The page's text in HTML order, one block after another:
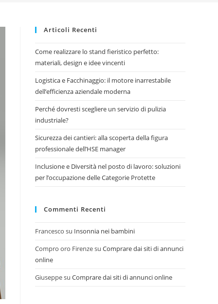
Articoli Recenti
Come realizzare lo stand fieristico perfetto:
materiali, design e idee vincenti
Logistica e Facchinaggio: il motore inarrestabile
dell’efficienza aziendale moderna
Perché dovresti scegliere un servizio di pulizia
industriale?
Sicurezza dei cantieri: alla scoperta della figura
professionale dell’HSE manager
Inclusione e Diversità nel posto di lavoro: soluzioni
per l’occupazione delle Categorie Protette
Commenti Recenti
Francesco su Insonnia nei bambini
Compro oro FirenzesuComprare dai siti di annunci
online
GiuseppesuComprare dai siti di annunci online